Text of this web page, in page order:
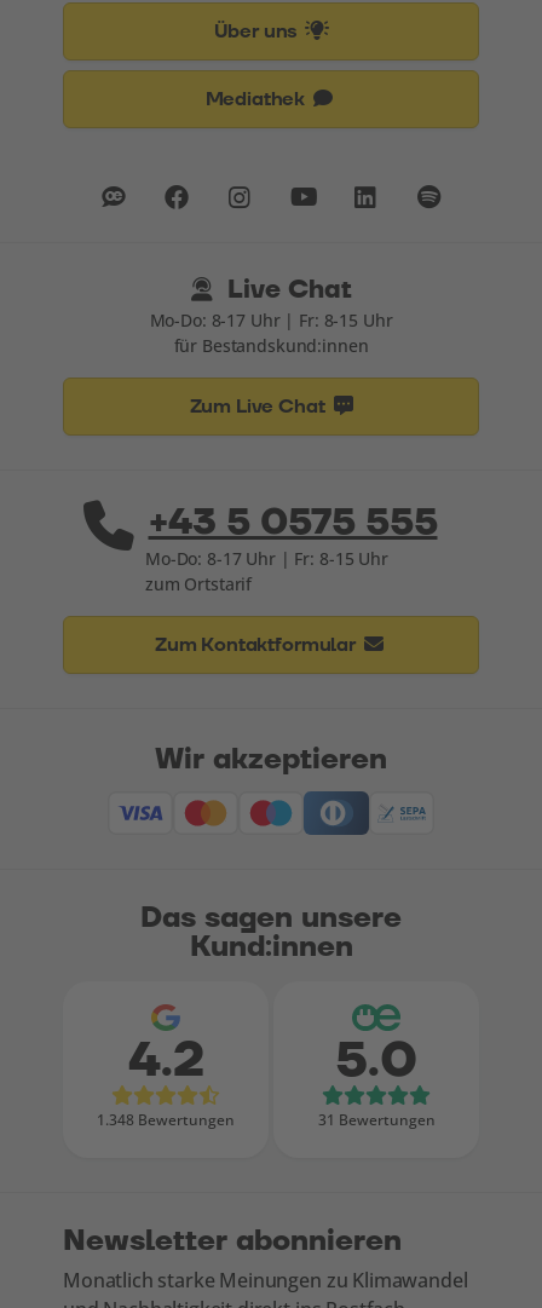
Über uns
Mediathek
Live Chat
Mo-Do: 8-17 Uhr | Fr: 8-15 Uhr
für Bestandskund:innen
Zum Live Chat
+43 5 0575 555
Mo-Do: 8-17 Uhr | Fr: 8-15 Uhr
zum Ortstarif
Zum Kontaktformular
Das sagen unsere
Kund:innen
Bewertungen bei Google
4.2
1.348 Bewertungen
5.0
31 Bewertungen
Newsletter abonnieren
Monatlich starke Meinungen zu Klimawandel
Wir akzeptieren